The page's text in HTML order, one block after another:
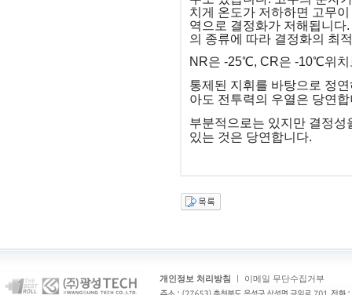
치게 온도가 저하하면 고무
역으로 결정화가 저해됩니
의 종류에 따라 결정화의 최
NR은 -25℃, CR은 -10℃위치
통제된 지휘를 바탕으로 정
아도 전투력의 우열은 당연
부분적으로는 있지만 결정
있는 것은 당연합니다.
개인정보 처리방침 ㅣ 이메일 무단수집거부